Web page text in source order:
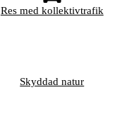
Res med kollektivtrafik
Skyddad natur